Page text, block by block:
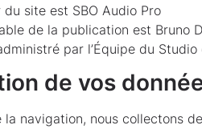
du site est SBO Audio Pro
de la publication est Bruno
par l’Équipe du Studio
de vos
la navigation, nous collectons